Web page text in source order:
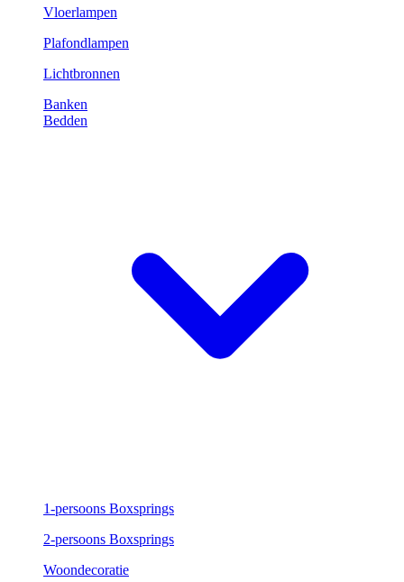
Vloerlampen
Plafondlampen
Lichtbronnen
Banken
Bedden
1-persoons Boxsprings
2-persoons Boxsprings
Woondecoratie